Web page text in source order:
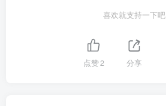
喜欢就支持一下吧
点赞2 分享